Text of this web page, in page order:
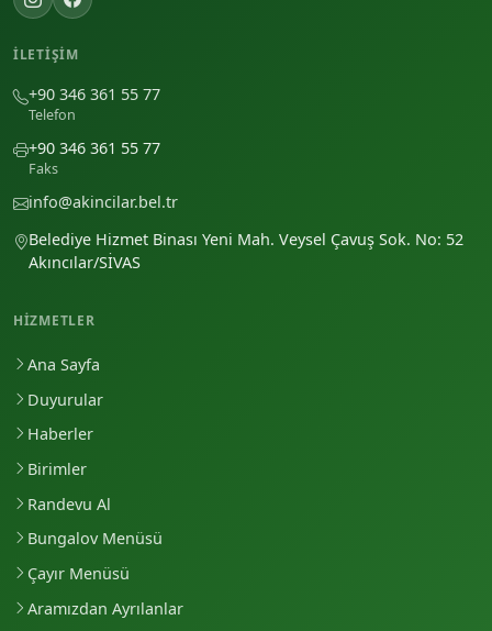
İLETIŞIM
+90 346 361 55 77
Telefon
+90 346 361 55 77
Faks
info@akincilar.bel.tr
Belediye Hizmet Binası Yeni Mah. Veysel Çavuş Sok. No: 52
Akıncılar/SİVAS
HIZMETLER
Ana Sayfa
Duyurular
Haberler
Birimler
Randevu Al
Bungalov Menüsü
Çayır Menüsü
Aramızdan Ayrılanlar